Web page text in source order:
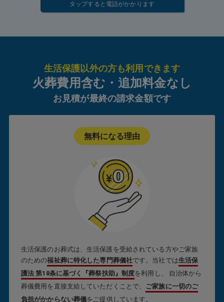
タップすると電話がかかります
生活保護以外の方も利用できます
火葬費用含む・追加料金なし
お見積が最終の請求金額です
無料になる理由
生活保護のお葬式は、生活保護を受給されている方やご家族
のための福祉葬に特化した専門葬儀社です。当社では生活保
護法 第18条に基づく『葬祭扶助』制度を利用し、 自治体から
葬儀費用を直接支給していただくことで、 ご家族に一切のご
負担がかからない葬儀をご提供しています。